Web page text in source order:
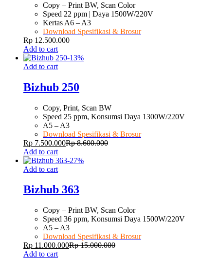
Copy + Print BW, Scan Color
Speed 22 ppm | Daya 1500W/220V
Kertas A6 – A3
Download Spesifikasi & Brosur
Rp 12.500.000
Add to cart
-13%
Add to cart
Bizhub 250
Copy, Print, Scan BW
Speed 25 ppm, Konsumsi Daya 1300W/220V
A5 – A3
Download Spesifikasi & Brosur
Rp 7.500.000Rp8.600.000
Add to cart
-27%
Add to cart
Bizhub 363
Copy + Print BW, Scan Color
Speed 36 ppm, Konsumsi Daya 1500W/220V
A5 – A3
Download Spesifikasi & Brosur
Rp 11.000.000Rp15.000.000
Add to cart